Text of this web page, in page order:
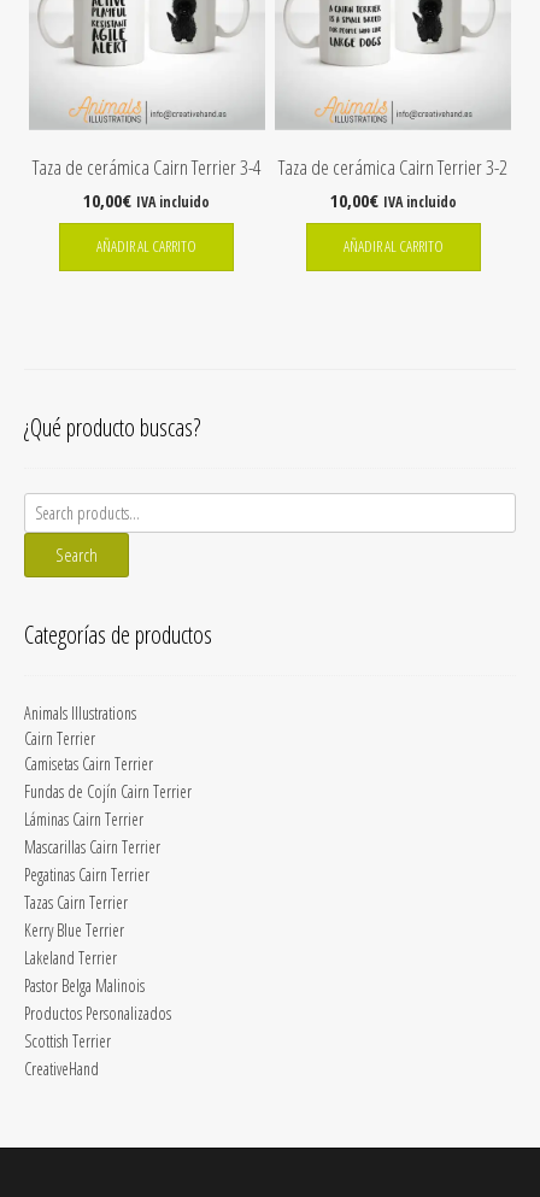
Taza de cerámica Cairn Terrier 3-4
10,00€ IVA incluido
AÑADIR AL CARRITO
Taza de cerámica Cairn Terrier 3-2
10,00€ IVA incluido
AÑADIR AL CARRITO
¿Qué producto buscas?
Search
for:
Search
Categorías de productos
Animals Illustrations
Cairn Terrier
Camisetas Cairn Terrier
Fundas de Cojín Cairn Terrier
Láminas Cairn Terrier
Mascarillas Cairn Terrier
Pegatinas Cairn Terrier
Tazas Cairn Terrier
Kerry Blue Terrier
Lakeland Terrier
Pastor Belga Malinois
Productos Personalizados
Scottish Terrier
CreativeHand